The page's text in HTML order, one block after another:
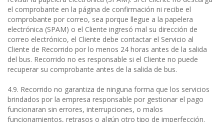
el comprobante en la página de confirmación ni recibe el
comprobante por correo, sea porque llegue a la papelera
electrónica (SPAM) o el Cliente ingresó mal su dirección de
correo electrónico, el Cliente debe contactar el Servicio al
Cliente de Recorrido por lo menos 24 horas antes de la salida
del bus. Recorrido no es responsable si el Cliente no puede
recuperar su comprobante antes de la salida de bus.
4.9. Recorrido no garantiza de ninguna forma que los servicios
brindados por la empresa responsable por gestionar el pago
funcionaran sin errores, interrupciones, o malos
funcionamientos, retrasos o algún otro tipo de imperfección.